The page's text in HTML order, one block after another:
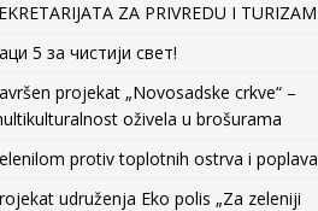
ZA PRIVREDU I TURIZAM
5 за чистији свет!
projekat „Novosadske crkve“ –
oživela u brošurama
protiv toplotnih ostrva i poplava
udruženja Eko polis „Za zeleniji